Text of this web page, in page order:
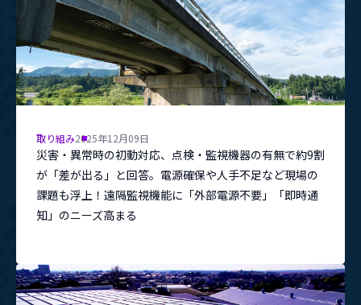
取り組み2025年12月09日
災害・異常時の初動対応、点検・監視機器の有無で約9割
が「差が出る」と回答。電源確保や人手不足など現場の
課題も浮上！遠隔監視機能に「外部電源不要」「即時通
知」のニーズ高まる